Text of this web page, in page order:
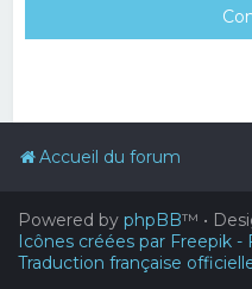
Accueil du forum
Powered by phpBB™ •
Icônes créées par Freepik -
Traduction française